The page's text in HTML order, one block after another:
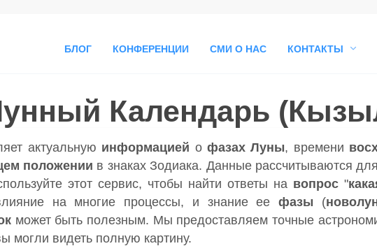
БЛОГ КОНФЕРЕНЦИИ СМИ О НАС КОНТАКТЫ
Календарь
актуальную информацией офазах Луны, времени
положении в знаках Зодиака. Данные рассчитываются
этот сервис, чтобы найти ответы на вопрос "
на многие процессы, и знание еефазы (
может быть полезным. Мы предоставляем точные
могли видеть полную картину.